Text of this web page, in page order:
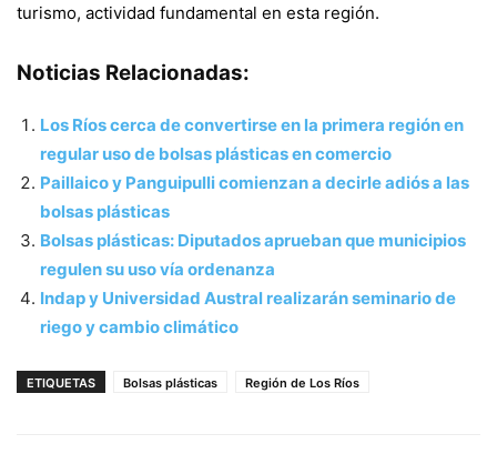
turismo, actividad fundamental en esta región.
Noticias Relacionadas:
Los Ríos cerca de convertirse en la primera región en
regular uso de bolsas plásticas en comercio
Paillaico y Panguipulli comienzan a decirle adiós a las
bolsas plásticas
Bolsas plásticas: Diputados aprueban que municipios
regulen su uso vía ordenanza
Indap y Universidad Austral realizarán seminario de
riego y cambio climático
ETIQUETAS Bolsas plásticas Región de Los Ríos